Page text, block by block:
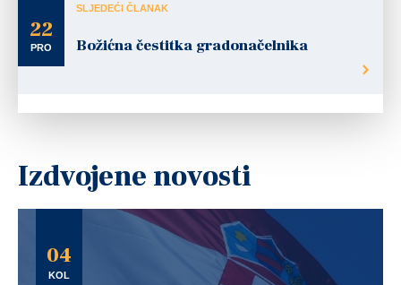
22
PRO
SLJEDEĆI ČLANAK
Božićna čestitka gradonačelnika
Izdvojene novosti
04
KOL